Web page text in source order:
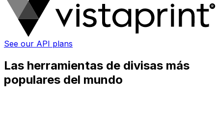
See our API plans
Las herramientas de divisas más
populares del mundo